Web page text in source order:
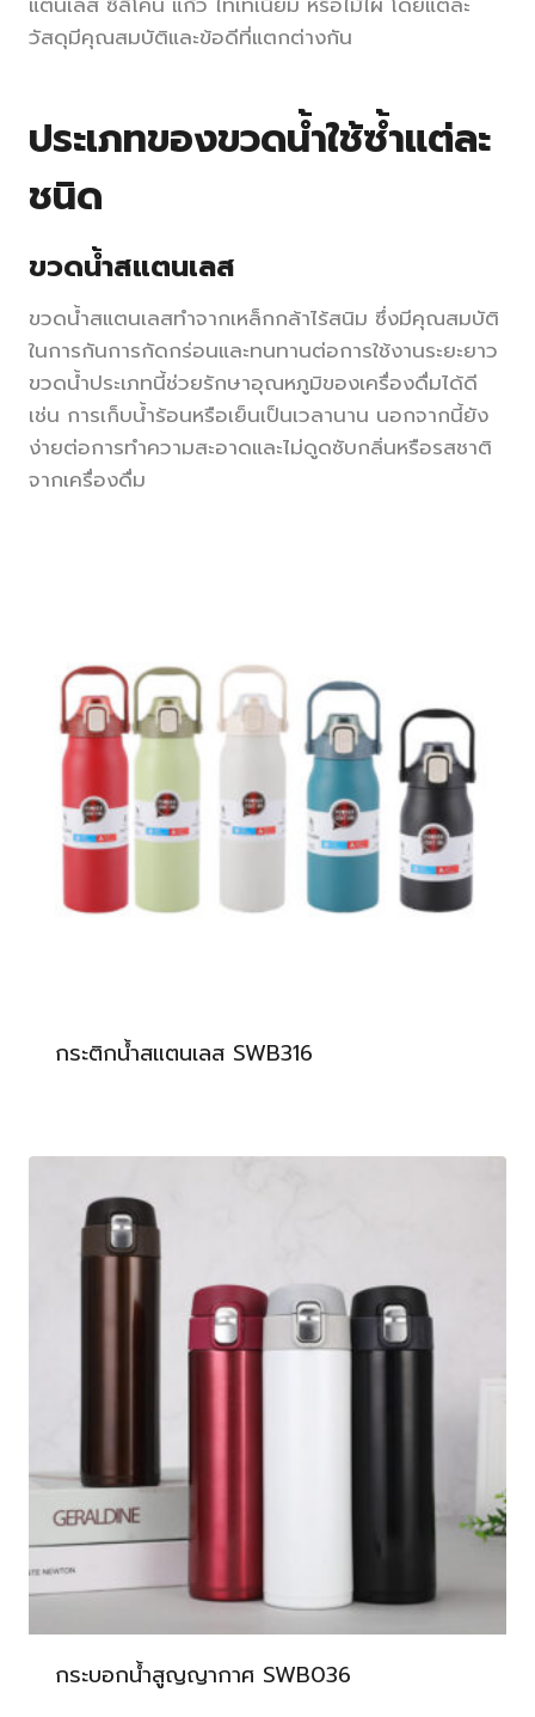
วัสดุมีคุณสมบัติและข้อดีที่แตกต่างกัน
ประเภทของขวดน้ำใช้ซ้ำแต่ละ
ชนิด
ขวดน้ำสแตนเลส
ขวดน้ำสแตนเลสทำจากเหล็กกล้าไร้สนิม ซึ่งมีคุณสมบัติ
ในการกันการกัดกร่อนและทนทานต่อการใช้งานระยะยาว
ขวดน้ำประเภทนี้ช่วยรักษาอุณหภูมิของเครื่องดื่มได้ดี
เช่น การเก็บน้ำร้อนหรือเย็นเป็นเวลานาน นอกจากนี้ยัง
ง่ายต่อการทำความสะอาดและไม่ดูดซับกลิ่นหรือรสชาติ
จากเครื่องดื่ม
กระติกน้ำสแตนเลส SWB316
กระบอกน้ำสูญญากาศ SWB036